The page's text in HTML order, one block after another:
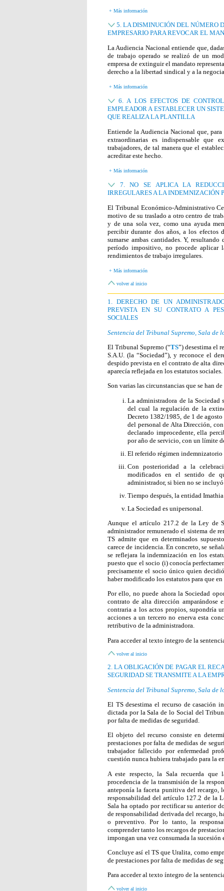
+ Más información
5. LA DISMINUCIÓN DEL NÚMERO
EMPRESARIO PARA REVOCAR EL
La Audiencia Nacional entiende que,
de trabajo operado se realizó de un
empresa de extinguir el mandato
derecho a la libertad sindical y a la
+ Más información
6. A LOS EFECTOS DE
EMPLEADOR A ESTABLECER UN
QUE REALIZA LA PLANTILLA
Entiende la Audiencia Nacional que, para
extraordinarias es indispensable
trabajadores, de tal manera que el
acreditar este hecho.
+ Más información
7. NO SE APLICA LA
IRREGULARES A LA INDEMNIZACIÓN
El Tribunal Económico-Administrativo
motivo de su traslado a otro centro de
y de una sola vez, como una ayuda
percibir durante dos años, a los efectos
sumarse ambas cantidades. Y,
período impositivo, no procede aplicar
rendimientos de trabajo irregulares.
+ Más información
volver al inicio
1. DERECHO DE UN
PREVISTA EN SU CONTRATO A
SOCIALES
Sentencia del Tribunal Supremo, Sala de
El Tribunal Supremo (“TS”) desestima el
S.A.U. (la “Sociedad”), y reconoce el
despido prevista en el contrato de alta
aparecía reflejada en los estatutos sociales.
Son varias las circunstancias que se han
La administradora de la
del cual la regulación de la
Decreto 1382/1985, de 1 de
del personal de Alta Dirección,
declarado improcedente, ella
por año de servicio, con un límite
El referido régimen indemnizatorio
Con posterioridad a la
modificados en el sentido de
administrador, si bien no se
Tiempo después, la entidad
La Sociedad es unipersonal.
Aunque el artículo 217.2 de la Ley de
administrador remunerado el sistema de
TS admite que en determinados
carece de incidencia. En concreto, se
se reflejara la indemnización en los
puesto que el socio (i) conocía
precisamente el socio único quien
haber modificado los estatutos para que
Por ello, no puede ahora la Sociedad
contrato de alta dirección amparándose
contraria a los actos propios, supondría
acciones a un tercero no enerva esta
retributivo de la administradora.
Para acceder al texto íntegro de la
volver al inicio
2. LA OBLIGACIÓN DE PAGAR EL
SEGURIDAD SE TRANSMITE A LA
Sentencia del Tribunal Supremo, Sala de
El TS desestima el recurso de casación
dictada por la Sala de lo Social del
por falta de medidas de seguridad.
El objeto del recurso consiste en
prestaciones por falta de medidas de
trabajador fallecido por enfermedad
cuestión nunca hubiera trabajado para la
A este respecto, la Sala recuerda
procedencia de la transmisión de la
anteponía la faceta punitiva del recargo,
responsabilidad del artículo 127.2 de la
Sala ha optado por rectificar su anterior
de responsabilidad derivada del recargo,
o preventivo. Por lo tanto, la
comprender tanto los recargos de
impongan una vez consumada la sucesión
Concluye así el TS que Uralita, como
de prestaciones por falta de medidas de
Para acceder al texto íntegro de la
volver al inicio